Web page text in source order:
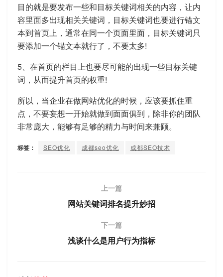
目的就是要发布一些和目标关键词相关的内容，让内
容里面多出现相关关键词，目标关键词也要进行锚文
本到首页上，通常在同一个页面里面，目标关键词只
要添加一个锚文本就行了，不要太多!
5、在首页的栏目上也要尽可能的出现一些目标关键
词，从而提升首页的权重!
所以，当企业在做网站优化的时候，应该要抓住重
点，不要妄想一开始就做到面面俱到，除非你的团队
非常庞大，能够有足够的精力与时间来兼顾。
标签： SEO优化 成都seo优化 成都SEO技术
上一篇
网站关键词排名提升妙招
下一篇
浅谈什么是用户行为指标